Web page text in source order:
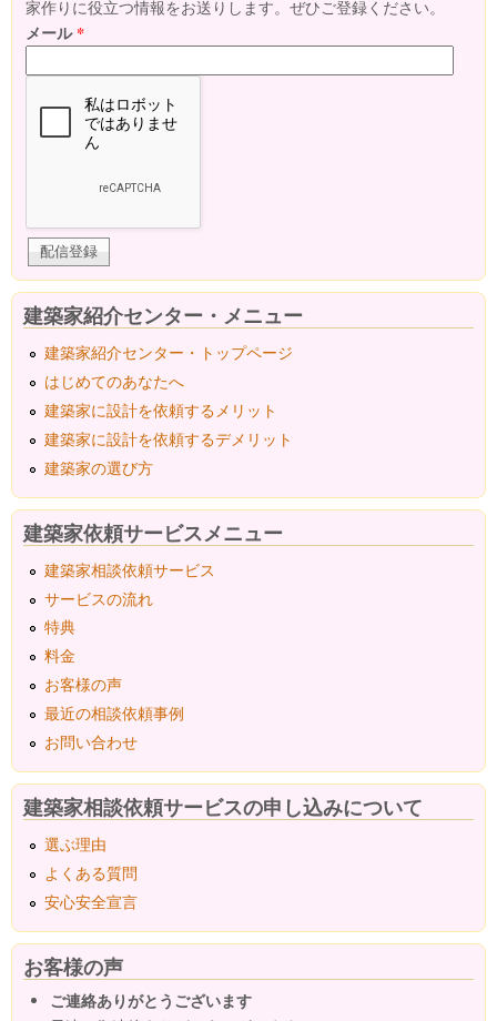
家作りに役立つ情報をお送りします。ぜひご登録ください。
メール*
建築家紹介センター・メニュー
建築家紹介センター・トップページ
はじめてのあなたへ
建築家に設計を依頼するメリット
建築家に設計を依頼するデメリット
建築家の選び方
建築家依頼サービスメニュー
建築家相談依頼サービス
サービスの流れ
特典
料金
お客様の声
最近の相談依頼事例
お問い合わせ
建築家相談依頼サービスの申し込みについて
選ぶ理由
よくある質問
安心安全宣言
お客様の声
ご連絡ありがとうございます